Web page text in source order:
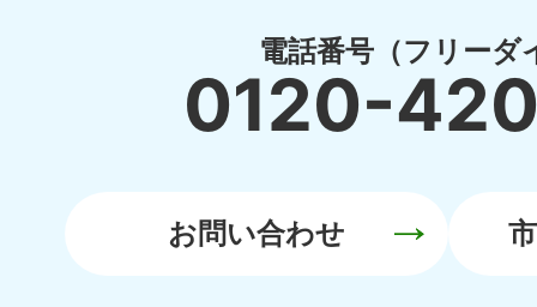
電話番号（フリーダ
0120-
お問い合わせ